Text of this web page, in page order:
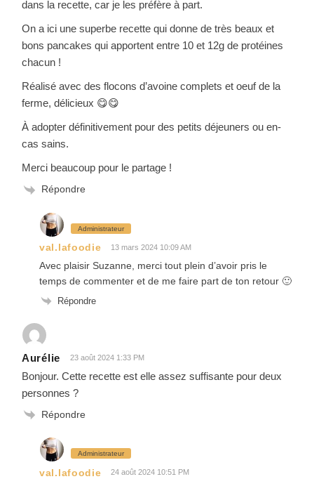
dans la recette, car je les préfère à part.
On a ici une superbe recette qui donne de très beaux et
bons pancakes qui apportent entre 10 et 12g de protéines
chacun !
Réalisé avec des flocons d’avoine complets et oeuf de la
ferme, délicieux 😋😋
À adopter définitivement pour des petits déjeuners ou en-
cas sains.
Merci beaucoup pour le partage !
Répondre
Administrateur
val.lafoodie 13 mars 2024 10:09 AM
Avec plaisir Suzanne, merci tout plein d’avoir pris le
temps de commenter et de me faire part de ton retour 🙂
Répondre
Aurélie 23 août 2024 1:33 PM
Bonjour. Cette recette est elle assez suffisante pour deux
personnes ?
Répondre
Administrateur
val.lafoodie 24 août 2024 10:51 PM